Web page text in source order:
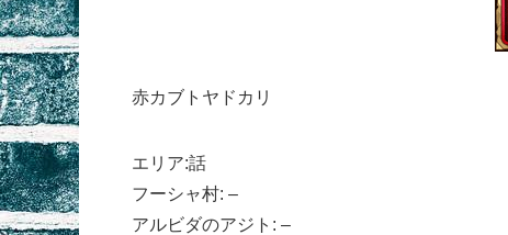
赤カブトヤドカリ
エリア:話
フーシャ村: –
アルビダのアジト: –